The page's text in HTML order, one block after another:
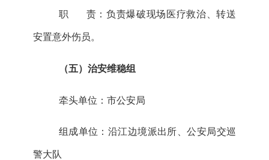
职 责：负责爆破现场医疗救治 、转送
安置意外伤员。
（五）治安维稳组
牵头单位： 市公安局
组成单位： 沿江边境派出所 、公安局交巡
警大队